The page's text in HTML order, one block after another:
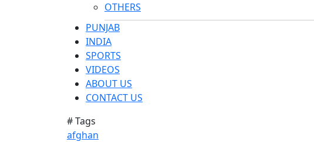
OTHERS
PUNJAB
INDIA
SPORTS
VIDEOS
ABOUT US
CONTACT US
# Tags
afghan